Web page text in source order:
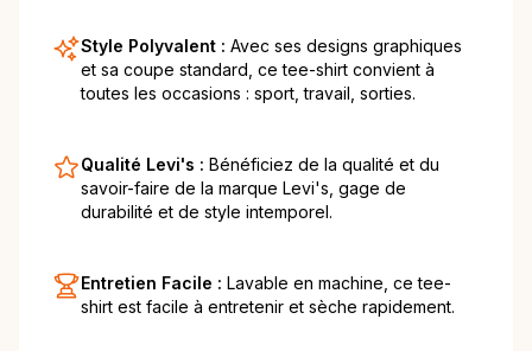
Style Polyvalent : Avec ses designs graphiques
et sa coupe standard, ce tee-shirt convient à
toutes les occasions : sport, travail, sorties.
Qualité Levi's : Bénéficiez de la qualité et du
savoir-faire de la marque Levi's, gage de
durabilité et de style intemporel.
Entretien Facile : Lavable en machine, ce tee-
shirt est facile à entretenir et sèche rapidement.